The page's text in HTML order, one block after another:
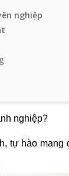
nghiệp
nghiệp?
tự hào mang